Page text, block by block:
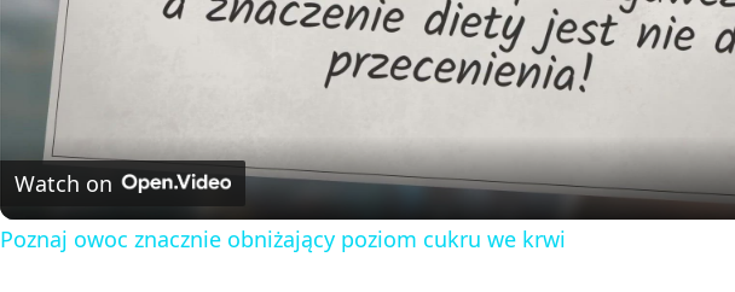
l
a
y
Watch on
Poznaj owoc znacznie obniżający poziom cukru we krwi